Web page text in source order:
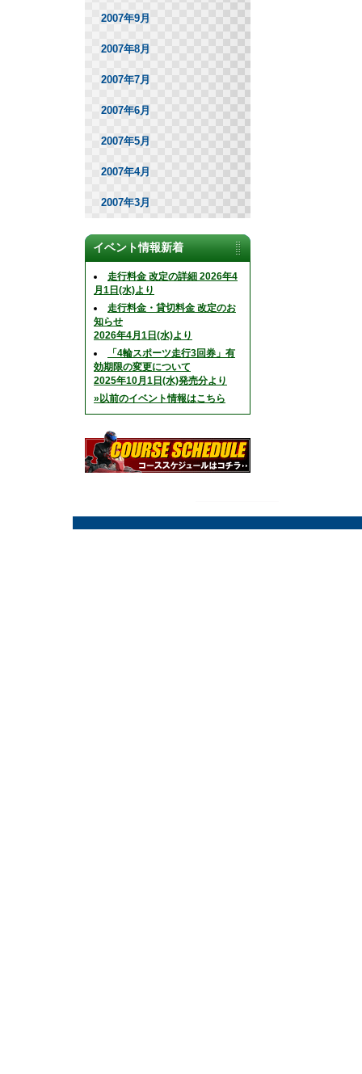
2007年9月
2007年8月
2007年7月
2007年6月
2007年5月
2007年4月
2007年3月
イベント情報新着
走行料金 改定の詳細 2026年4
月1日(水)より
走行料金・貸切料金 改定のお
知らせ
2026年4月1日(水)より
「4輪スポーツ走行3回券」有
効期限の変更について
2025年10月1日(水)発売分より
»以前のイベント情報はこちら